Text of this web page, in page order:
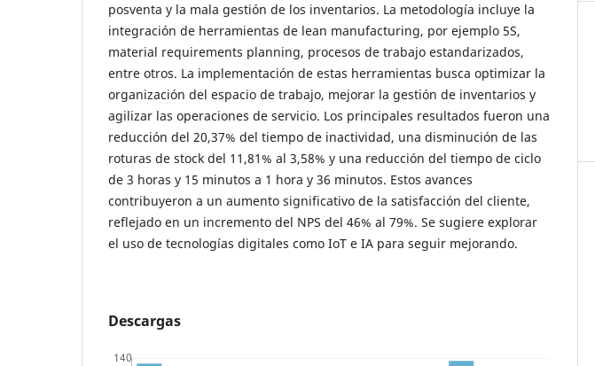
posventa y la mala gestión de los inventarios. La metodología incluye la
integración de herramientas de lean manufacturing, por ejemplo 5S,
material requirements planning, procesos de trabajo estandarizados,
entre otros. La implementación de estas herramientas busca optimizar la
organización del espacio de trabajo, mejorar la gestión de inventarios y
agilizar las operaciones de servicio. Los principales resultados fueron una
reducción del 20,37% del tiempo de inactividad, una disminución de las
roturas de stock del 11,81% al 3,58% y una reducción del tiempo de ciclo
de 3 horas y 15 minutos a 1 hora y 36 minutos. Estos avances
contribuyeron a un aumento significativo de la satisfacción del cliente,
reflejado en un incremento del NPS del 46% al 79%. Se sugiere explorar
el uso de tecnologías digitales como IoT e IA para seguir mejorando.
Descargas